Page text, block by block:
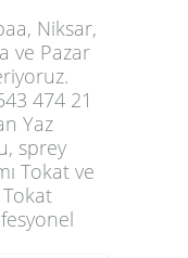
Niksar,
ve Pazar
474 21
Yaz
sprey
Tokat ve